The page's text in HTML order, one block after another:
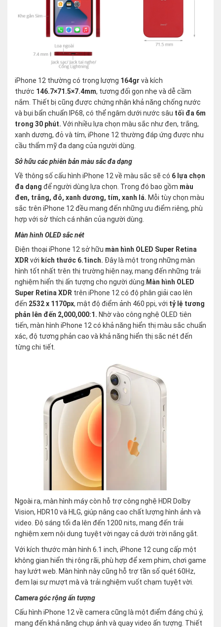
iPhone 12 thường có trọng lượng 164gr và kích
thước 146.7×71.5×7.4mm, tương đối gọn nhẹ và dễ cầm
nắm. Thiết bị cũng được chứng nhận khả năng chống nước
và bụi bẩn chuẩn IP68, có thể ngâm dưới nước sâu tối đa 6m
trong 30 phút. Với nhiều lựa chọn màu sắc như đen, trắng,
xanh dương, đỏ và tím, iPhone 12 thường đáp ứng được nhu
cầu thẩm mỹ đa dạng của người dùng.
Sở hữu các phiên bản màu sắc đa dạng
Về thông số cấu hình iPhone 12 về màu sắc sẽ có 6 lựa chọn
đa dạng để người dùng lựa chọn. Trong đó bao gồm màu
đen, trắng, đỏ, xanh dương, tím, xanh lá. Mỗi tùy chọn màu
sắc trên iPhone 12 đều mang đến những ưu điểm riêng, phù
hợp với sở thích cá nhân của người dùng.
Màn hình OLED sắc nét
Điện thoại iPhone 12 sở hữu màn hình OLED Super Retina
XDRvới kích thước 6.1inch. Đây là một trong những màn
hình tốt nhất trên thị trường hiện nay, mang đến những trải
nghiệm hiển thị ấn tượng cho người dùng. Màn hình OLED
Super Retina XDR trên iPhone 12 có độ phân giải cao lên
đến 2532 x 1170px, mật độ điểm ảnh 460 ppi, với tỷ lệ tương
phản lên đến 2,000,000:1. Nhờ vào công nghệ OLED tiên
tiến, màn hình iPhone 12 có khả năng hiển thị màu sắc chuẩn
xác, độ tương phản cao và khả năng hiển thị sắc nét đến
từng chi tiết.
Ngoài ra, màn hình máy còn hỗ trợ công nghệ HDR Dolby
Vision, HDR10 và HLG, giúp nâng cao chất lượng hình ảnh và
video. Độ sáng tối đa lên đến 1200 nits, mang đến trải
nghiệm xem nội dung tuyệt vời ngay cả dưới trời nắng gắt.
Với kích thước màn hình 6.1 inch, iPhone 12 cung cấp một
không gian hiển thị rộng rãi, phù hợp để xem phim, chơi game
hay lướt web. Màn hình này cũng hỗ trợ tần số quét 60Hz,
đem lại sự mượt mà và trải nghiệm vuốt chạm tuyệt vời.
Camera góc rộng ấn tượng
Cấu hình iPhone 12 về camera cũng là một điểm đáng chú ý,
mang đến khả năng chụp ảnh và quay video ấn tượng. Thiết